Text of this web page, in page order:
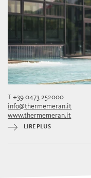
T+39 0473 252000
info@thermemeran.it
www.thermemeran.it
LIRE PLUS